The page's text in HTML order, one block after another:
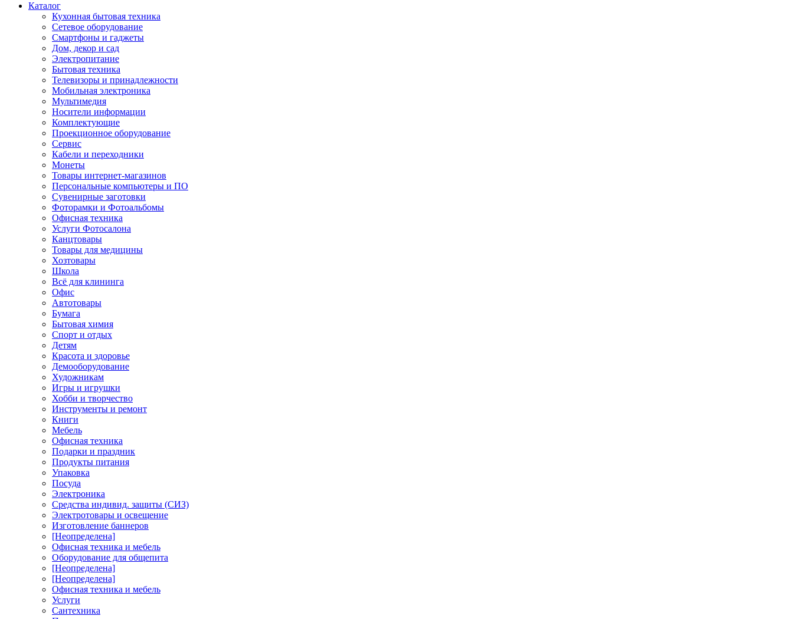
Каталог
Кухонная бытовая техника
Сетевое оборудование
Смартфоны и гаджеты
Дом, декор и сад
Электропитание
Бытовая техника
Телевизоры и принадлежности
Мобильная электроника
Мультимедия
Носители информации
Комплектующие
Проекционное оборудование
Сервис
Кабели и переходники
Монеты
Товары интернет-магазинов
Персональные компьютеры и ПО
Сувенирные заготовки
Фоторамки и Фотоальбомы
Офисная техника
Услуги Фотосалона
Канцтовары
Товары для медицины
Хозтовары
Школа
Всё для клининга
Офис
Автотовары
Бумага
Бытовая химия
Спорт и отдых
Детям
Красота и здоровье
Демооборудование
Художникам
Игры и игрушки
Хобби и творчество
Инструменты и ремонт
Книги
Мебель
Офисная техника
Подарки и праздник
Продукты питания
Упаковка
Посуда
Электроника
Средства индивид. защиты (СИЗ)
Электротовары и освещение
Изготовление баннеров
[Неопределена]
Офисная техника и мебель
Оборудование для общепита
[Неопределена]
[Неопределена]
Офисная техника и мебель
Услуги
Сантехника